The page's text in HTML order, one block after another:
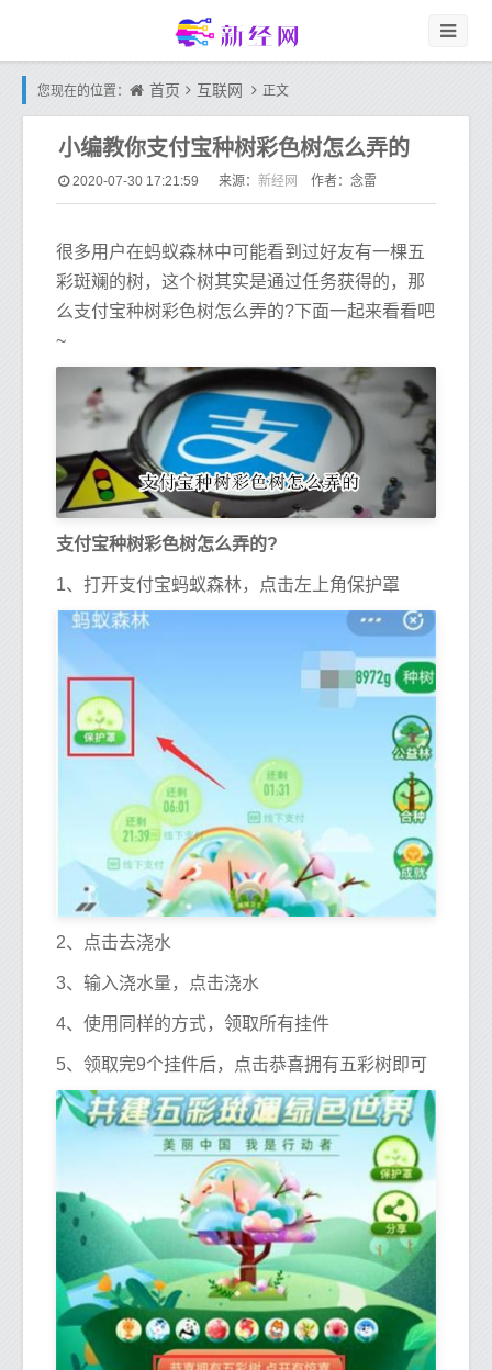
您现在的位置： 首页 互联网 正文
小编教你支付宝种树彩色树怎么弄的
2020-07-30 17:21:59 来源： 新经网 作者：念雷
很多用户在蚂蚁森林中可能看到过好友有一棵五
彩斑斓的树，这个树其实是通过任务获得的，那
么支付宝种树彩色树怎么弄的?下面一起来看看吧
~
支付宝种树彩色树怎么弄的?
1、打开支付宝蚂蚁森林，点击左上角保护罩
2、点击去浇水
3、输入浇水量，点击浇水
4、使用同样的方式，领取所有挂件
5、领取完9个挂件后，点击恭喜拥有五彩树即可